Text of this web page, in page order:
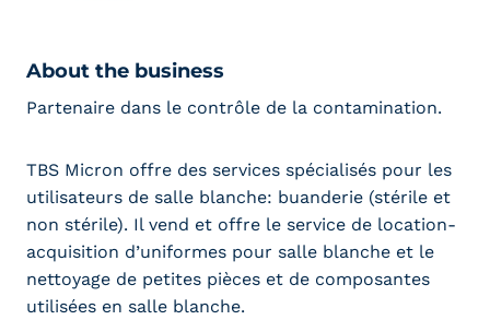
About the business
Partenaire dans le contrôle de la contamination.
TBS Micron offre des services spécialisés pour les
utilisateurs de salle blanche: buanderie (stérile et
non stérile). Il vend et offre le service de location-
acquisition d’uniformes pour salle blanche et le
nettoyage de petites pièces et de composantes
utilisées en salle blanche.